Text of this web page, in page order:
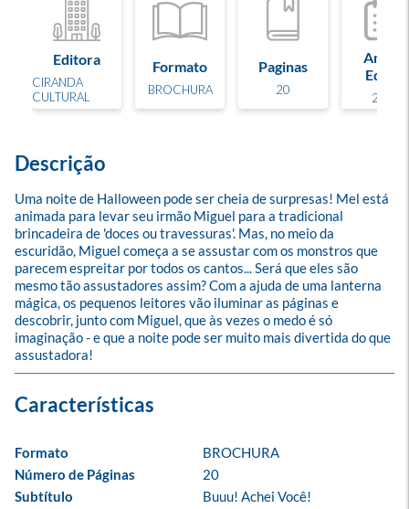
Editora
CIRANDA
CULTURAL
Formato
BROCHURA
Paginas
20
Ano de
Edição
2025
Descrição
Uma noite de Halloween pode ser cheia de surpresas! Mel está
animada para levar seu irmão Miguel para a tradicional
brincadeira de 'doces ou travessuras'. Mas, no meio da
escuridão, Miguel começa a se assustar com os monstros que
parecem espreitar por todos os cantos... Será que eles são
mesmo tão assustadores assim? Com a ajuda de uma lanterna
mágica, os pequenos leitores vão iluminar as páginas e
descobrir, junto com Miguel, que às vezes o medo é só
imaginação - e que a noite pode ser muito mais divertida do que
assustadora!
Formato
BROCHURA
Número de Páginas
20
Subtítulo
Buuu! Achei Você!